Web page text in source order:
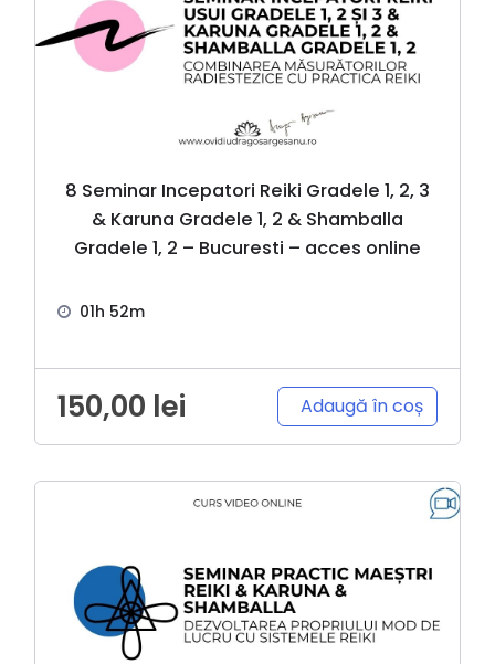
8 Seminar Incepatori Reiki Gradele 1, 2, 3
& Karuna Gradele 1, 2 & Shamballa
Gradele 1, 2 – Bucuresti – acces online
01h 52m
150,00 lei Adaugă în coș